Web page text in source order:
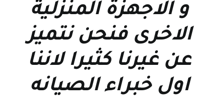
و الاجهزة المنزلية
الاخرى فنحن نتميز
عن غيرنا كثيرا لاننا
اول خبراء الصيانه